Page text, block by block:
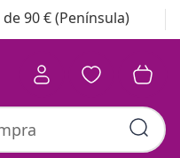
90 € (Península)